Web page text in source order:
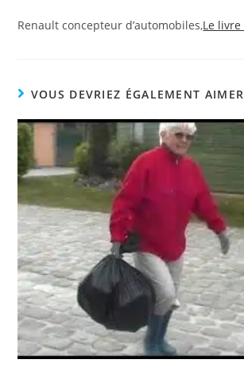
Renault concepteur d’automobiles,Le livre
VOUS DEVRIEZ ÉGALEMENT AIMER